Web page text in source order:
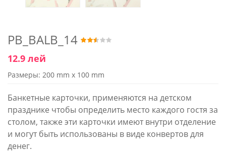
PB_BALB_14
12.9 лей
Размеры: 200 mm x 100 mm
Банкетные карточки, применяются на детском
празднике чтобы определить место каждого гостя за
столом, также эти карточки имеют внутри отделение
и могут быть использованы в виде конвертов для
денег.